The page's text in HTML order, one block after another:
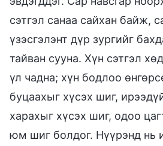
сэтгэл санаа сайхан байж,
үзэсгэлэнт дүр зургийг
тайван сууна. Хүн сэтгэл
үл чадна; хүн бодлоо
буцаахыг хүсэх шиг,
харахыг хүсэх шиг, одоо
юм шиг болдог. Нүүрэнд нь